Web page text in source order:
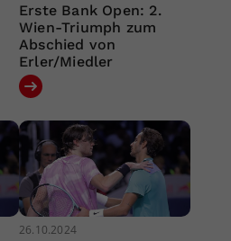
Erste Bank Open: 2.
Wien-Triumph zum
Abschied von
Erler/Miedler
26.10.2024